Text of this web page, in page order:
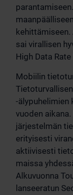
kehittämiseen.
sai virallisen
High Data
Mobiilin
-älypuhelimien
vuoden
järjestelmän
erityisesti
aktiivisesti
maissa
Alkuvuonna
lanseeratun